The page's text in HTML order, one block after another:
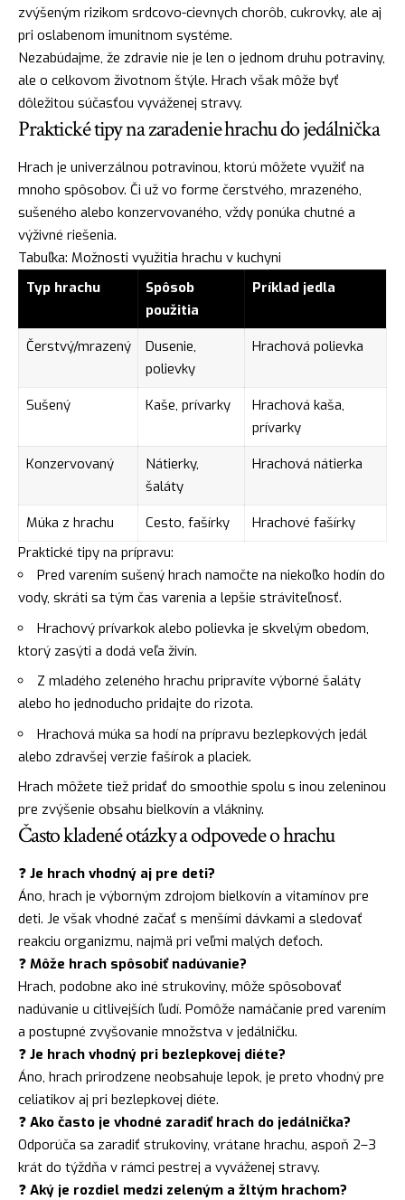
zvýšeným rizikom srdcovo-cievnych chorôb, cukrovky, ale aj
pri oslabenom imunitnom systéme.
Nezabúdajme, že zdravie nie je len o jednom druhu potraviny,
ale o celkovom životnom štýle. Hrach však môže byť
dôležitou súčasťou vyváženej stravy.
Praktické tipy na zaradenie hrachu do jedálnička
Hrach je univerzálnou potravinou, ktorú môžete využiť na
mnoho spôsobov. Či už vo forme čerstvého, mrazeného,
sušeného alebo konzervovaného, vždy ponúka chutné a
výživné riešenia.
Tabuľka: Možnosti využitia hrachu v kuchyni
Typ hrachu
Spôsob
použitia
Príklad jedla
Čerstvý/mrazený
Dusenie,
polievky
Hrachová polievka
Sušený Kaše, prívarky
Hrachová kaša,
prívarky
Konzervovaný
Nátierky,
šaláty
Hrachová nátierka
Múka z hrachu Cesto, fašírky
Hrachové fašírky
Praktické tipy na prípravu:
Pred varením sušený hrach namočte na niekoľko hodín do
vody, skráti sa tým čas varenia a lepšie stráviteľnosť.
Hrachový prívarkok alebo polievka je skvelým obedom,
ktorý zasýti a dodá veľa živín.
Z mladého zeleného hrachu pripravíte výborné šaláty
alebo ho jednoducho pridajte do rizota.
Hrachová múka sa hodí na prípravu bezlepkových jedál
alebo zdravšej verzie fašírok a placiek.
Hrach môžete tiež pridať do smoothie spolu s inou zeleninou
pre zvýšenie obsahu bielkovín a vlákniny.
Často kladené otázky a odpovede o hrachu
❓ Je hrach vhodný aj pre deti?
Áno, hrach je výborným zdrojom bielkovín a vitamínov pre
deti. Je však vhodné začať s menšími dávkami a sledovať
reakciu organizmu, najmä pri veľmi malých deťoch.
❓ Môže hrach spôsobiť nadúvanie?
Hrach, podobne ako iné strukoviny, môže spôsobovať
nadúvanie u citlivejších ľudí. Pomôže namáčanie pred varením
a postupné zvyšovanie množstva v jedálničku.
❓ Je hrach vhodný pri bezlepkovej diéte?
Áno, hrach prirodzene neobsahuje lepok, je preto vhodný pre
celiatikov aj pri bezlepkovej diéte.
❓ Ako často je vhodné zaradiť hrach do jedálnička?
Odporúča sa zaradiť strukoviny, vrátane hrachu, aspoň 2–3
krát do týždňa v rámci pestrej a vyváženej stravy.
❓ Aký je rozdiel medzi zeleným a žltým hrachom?